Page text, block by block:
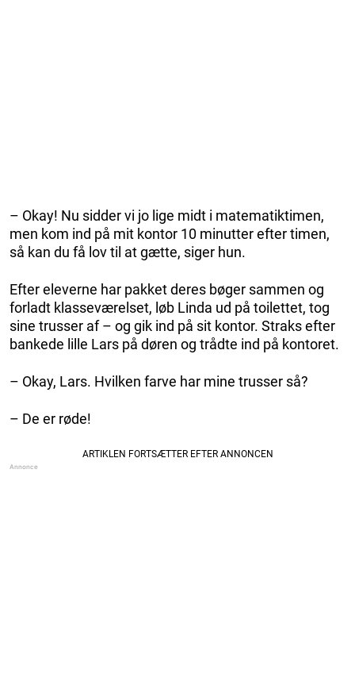
– Okay! Nu sidder vi jo lige midt i matematiktimen,
men kom ind på mit kontor 10 minutter efter timen,
så kan du få lov til at gætte, siger hun.
Efter eleverne har pakket deres bøger sammen og
forladt klasseværelset, løb Linda ud på toilettet, tog
sine trusser af – og gik ind på sit kontor. Straks efter
bankede lille Lars på døren og trådte ind på kontoret.
– Okay, Lars. Hvilken farve har mine trusser så?
– De er røde!